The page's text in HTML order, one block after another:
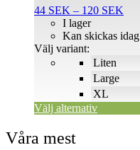
44 SEK – 120 SEK
till
Liten
Large
XL
I lager
Kan skickas idag
Välj variant:
Välj alternativ
varianter.
olika
alternativen
produktsidan
Våra mest